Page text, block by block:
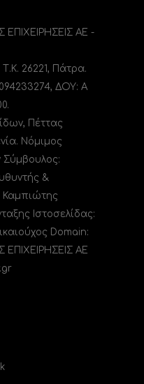
ΕΠΙΧΕΙΡΗΣΕΙΣ ΑΕ -
26221, Πάτρα.
ΔΟΥ: A
Πέττας
Νόμιμος
&
Καμπιώτης
Ιστοσελίδας:
Domain:
ΕΠΙΧΕΙΡΗΣΕΙΣ ΑΕ